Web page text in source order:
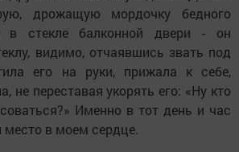
дрожащую мордочку бедного
в стекле балконной двери - он
видимо, отчаявшись звать под
его на руки, прижала к себе,
не переставая укорять его: «Ну кто
Именно в тот день и час
место в моем сердце.